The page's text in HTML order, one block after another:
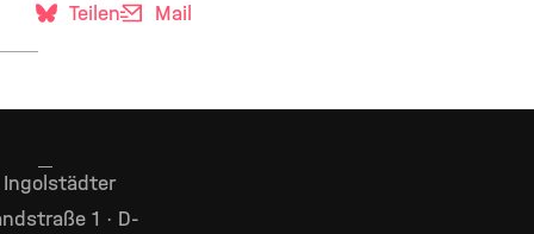
Teilen
Mail
Ingolstädter
1 · D-